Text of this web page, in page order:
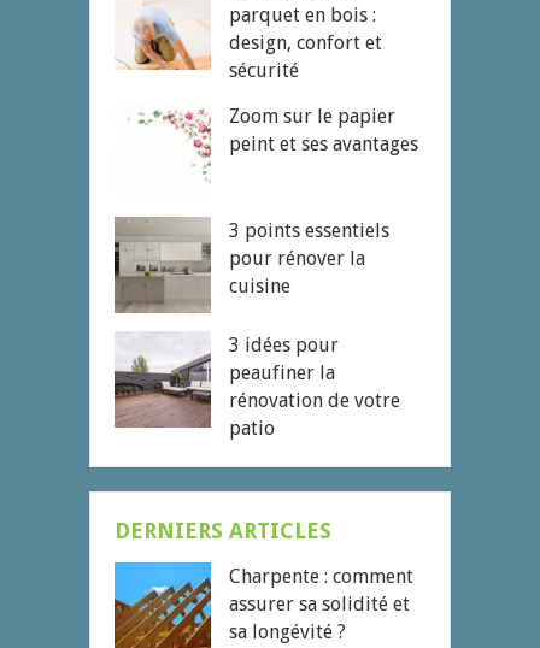
parquet en bois :
design, confort et
sécurité
Zoom sur le papier
peint et ses avantages
3 points essentiels
pour rénover la
cuisine
3 idées pour
peaufiner la
rénovation de votre
patio
DERNIERS ARTICLES
Charpente : comment
assurer sa solidité et
sa longévité ?